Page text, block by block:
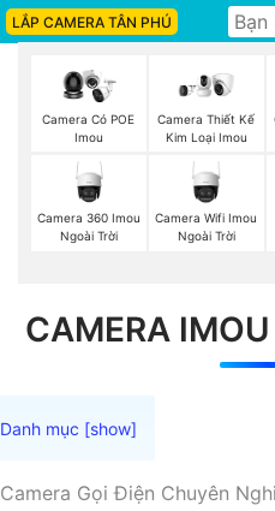
LẮP CAMERA TÂN PHÚ
Camera Có POE
Imou
Camera Thiết Kế
Kim Loại Imou
Camera 360 Imou
Ngoài Trời
Camera Wifi Imou
Ngoài Trời
CAMERA
Camera Gọi Điện Chuyên